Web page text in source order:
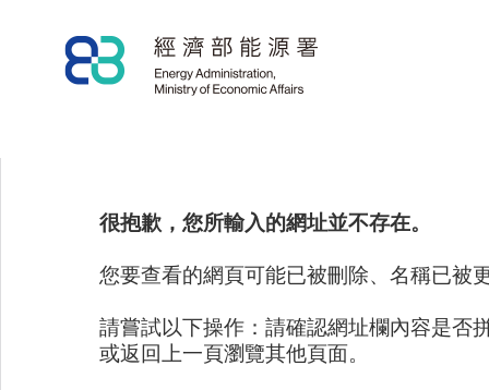
很抱歉，您所輸入的網址並不存在。
您要查看的網頁可能已被刪除、名稱已被
請嘗試以下操作：請確認網址欄內容是否
或返回上一頁瀏覽其他頁面。